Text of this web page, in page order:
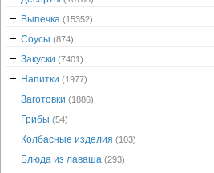
Выпечка (15352)
Соусы (874)
Закуски (7401)
Напитки (1977)
Заготовки (1886)
Грибы (54)
Колбасные изделия (103)
Блюда из лаваша (293)